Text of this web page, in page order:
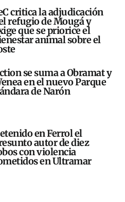
critica la adjudicación
refugio de Mougá y
que se priorice el
animal sobre el
se suma a Obramat y
en el nuevo Parque
de Narón
en Ferrol el
autor de diez
con violencia
en Ultramar